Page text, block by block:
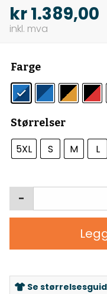
kr1.389,00
Farge
Størrelser
5XL S M L
-
Se